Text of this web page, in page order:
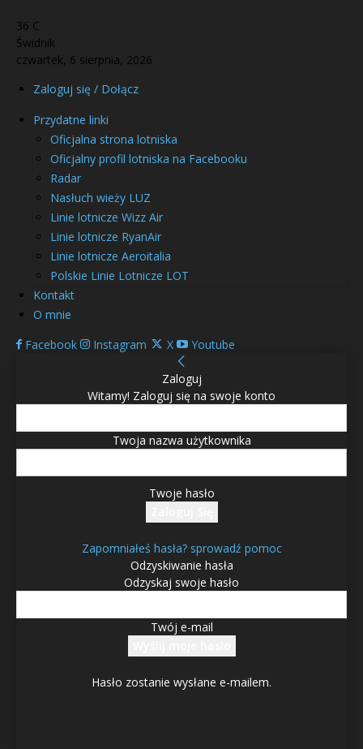
36 C
Świdnik
czwartek, 6 sierpnia, 2026
Zaloguj się / Dołącz
Przydatne linki
Oficjalna strona lotniska
Oficjalny profil lotniska na Facebooku
Radar
Nasłuch wieży LUZ
Linie lotnicze Wizz Air
Linie lotnicze RyanAir
Linie lotnicze Aeroitalia
Polskie Linie Lotnicze LOT
Kontakt
O mnie
Facebook
Instagram X Youtube
Zaloguj
Witamy! Zaloguj się na swoje konto
Twoja nazwa użytkownika
Twoje hasło
Zapomniałeś hasła? sprowadź pomoc
Odzyskiwanie hasła
Odzyskaj swoje hasło
Twój e-mail
Hasło zostanie wysłane e-mailem.